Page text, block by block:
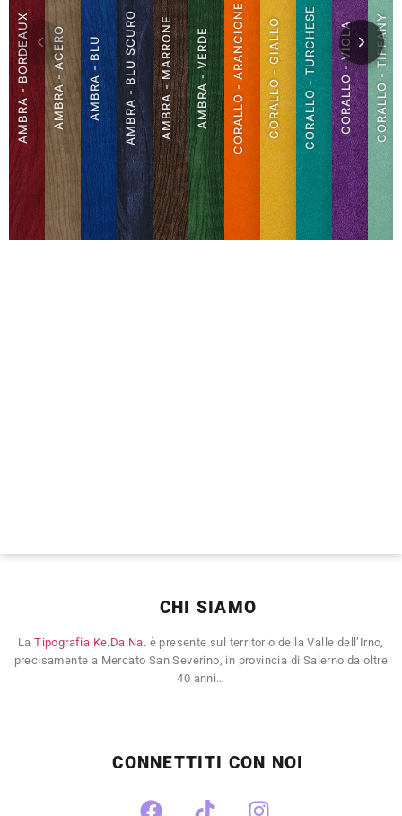
AMBRA - BORDEAUX AMBRA - ACERO AMBRA - BLU AMBRA - BLU SCUROAMBRA - MARRONE AMBRA - VERDE CORALLO - ARANCIONECORALLO - GIALLOCORALLO - TURCHESECORALLO - VIOLACORALLO - TIFFANY
CHI SIAMO
LaTipografia Ke.Da.Na. è presente sul territorio della Valle dell’Irno,
precisamente a Mercato San Severino, in provincia di Salerno da oltre
40 anni…
CONNETTITI CON NOI